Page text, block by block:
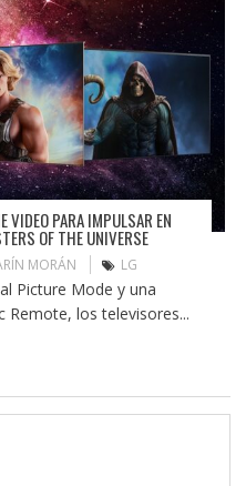
VIDEO PARA IMPULSAR EN
OF THE UNIVERSE
MORÁN LG
Picture Mode y una
Remote, los televisores...